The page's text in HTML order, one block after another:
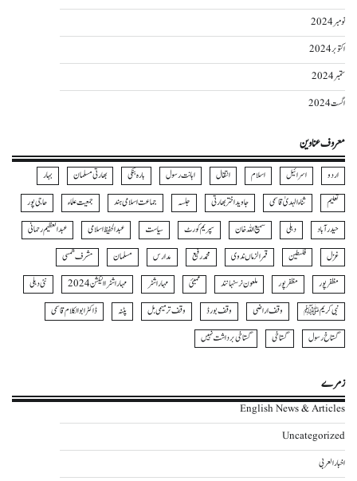
نومبر 2024
اکتوبر 2024
ستمبر 2024
اگست 2024
معروف عناوین
اردو اسرائیل اسلام انتقال اہانت رسول بارہ بنکی بھارتی مسلمان
بہار
تعلیم
ثناءالہدیٰ قاسمی جاوید اختر بھارتی جلسہ جماعت اسلامی ہند جمعیت علماء
حاجی پور
حیدرآباد
دہلی سمیع اللہ خان سپریم کورٹ سیاست عبدالحفیظ اسلامی
عبدالعظیم رحمانی
غزل
فلسطین قمرالزماں ندوی محمد رفیع مدارس مسلمان
مشرف شمسی
مظفر پور
مظفرپور ملعون نرسنہا نند ممبئی مہاراشٹر مہاراشٹرا الیکشن 2024
نئی دہلی
نبی کریمﷺ
وقف اراضی وقف بورڈ وقف ترمیمی بل پٹنہ
ڈاکٹر ابوالکلام قاسمی
گستاخ رسول
گستاخی گستاخی برداشت نہیں
زمرے
English News & Articles
Uncategorized
اخبار العربی